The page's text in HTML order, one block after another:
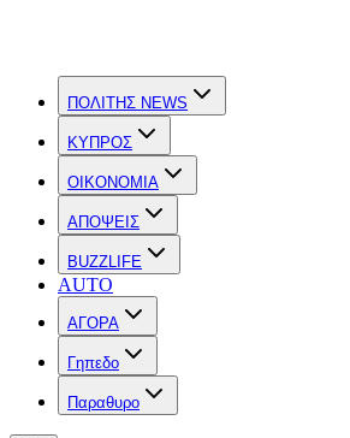
ΠΟΛΙΤΗΣ NEWS
ΚΥΠΡΟΣ
OIKONOMIA
ΑΠΟΨΕΙΣ
BUZZLIFE
AUTO
ΑΓΟΡΑ
Γηπεδο
Παραθυρο